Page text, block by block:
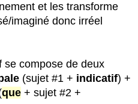
et les transforme
imaginé donc irréel
se compose de deux
(sujet #1 + indicatif) +
que + sujet #2 +